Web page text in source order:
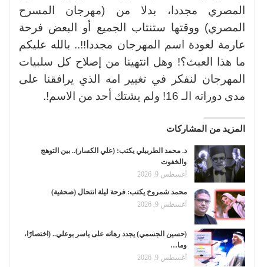
المصري مجددا، بدلا من (مهرجان المسرح
المصري) ووقتها ستنتاب الجميع أو البعض فرحة
عارمة لعودة اسم المهرجان مجددا!!.. بالله عليكم
ما هذا العبث؟! وهل انتهينا من إصلاح كل سلبيات
المهرجان لنفكر في تغيير امه الذي يرافقنا على
مدى دوراته الـ 16! ولم يشتك أحد من الاسم!.
المزيد من المشاركات
د. محمد الطربيلي يكتب: (علي الكسار).. بين التوهج
والخفوت
أغسطس 9, 2026
محمد شمروخ يكتب: فرحة ليلة انتحال (صحفية)
أغسطس 9, 2026
(حسين الجسمي) يجدد رهانه على ياسر بوعلي.. (اختصارًا،
وما…
أغسطس 9, 2026